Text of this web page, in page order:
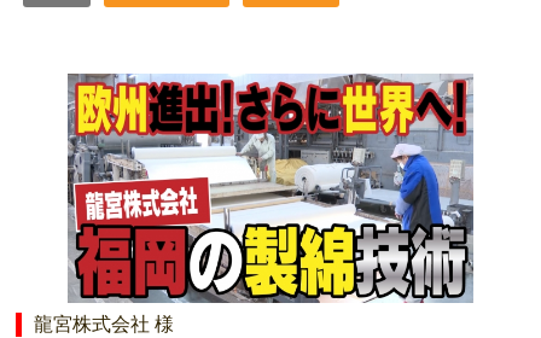
龍宮株式会社 様